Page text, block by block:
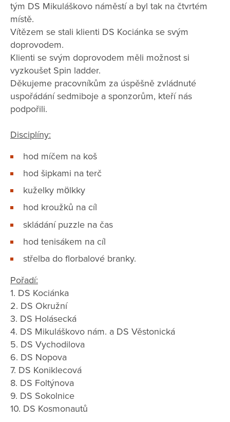
tým DS Mikuláškovo náměstí a byl tak na čtvrtém
místě.
Vítězem se stali klienti DS Kociánka se svým
doprovodem.
Klienti se svým doprovodem měli možnost si
vyzkoušet Spin ladder.
Děkujeme pracovníkům za úspěšně zvládnuté
uspořádání sedmiboje a sponzorům, kteří nás
podpořili.
Disciplíny:
hod míčem na koš
hod šipkami na terč
kuželky mölkky
hod kroužků na cíl
skládání puzzle na čas
hod tenisákem na cíl
střelba do florbalové branky.
Pořadí:
1. DS Kociánka
2. DS Okružní
3. DS Holásecká
4. DS Mikuláškovo nám. a DS Věstonická
5. DS Vychodilova
6. DS Nopova
7. DS Koniklecová
8. DS Foltýnova
9. DS Sokolnice
10. DS Kosmonautů